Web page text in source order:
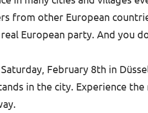
from other European
European party. And you
February 8th in
in the city. Experience the